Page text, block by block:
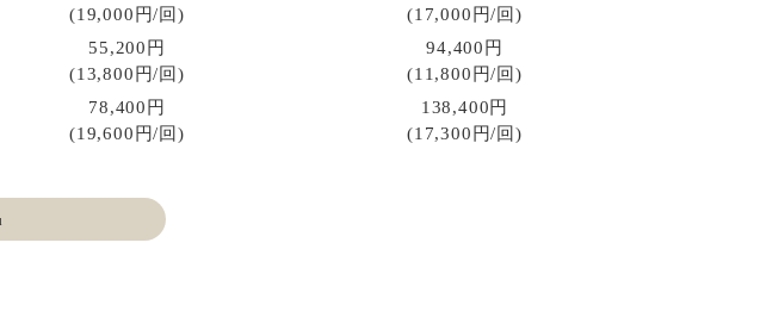
(19,000円/回)
(17,000円/回)
55,200円
(13,800円/回)
94,400円
(11,800円/回)
78,400円
(19,600円/回)
138,400円
(17,300円/回)